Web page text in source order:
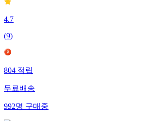
4.7
(9)
804적립
무료배송
992명구매중